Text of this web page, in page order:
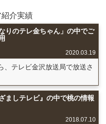
介実績
りのテレ金ちゃん」の中でご
2020.03.19
テレビ金沢放送局で放送さ
ましテレビ』の中で桃の情報
2018.07.10